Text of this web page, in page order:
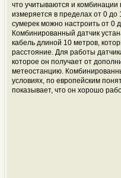
что учитываются и
измеряется в пределах от 0
сумерек можно настроить от 0
Комбинированный датчик
кабель длиной 10 метров,
расстояние. Для работы
которое он получает от
метеостанцию.
условиях, по европейским
показывает, что он хорошо